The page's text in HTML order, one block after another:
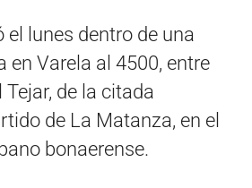
el lunes dentro de una
en Varela al 4500, entre
Tejar, de la citada
de La Matanza, en el
bonaerense.